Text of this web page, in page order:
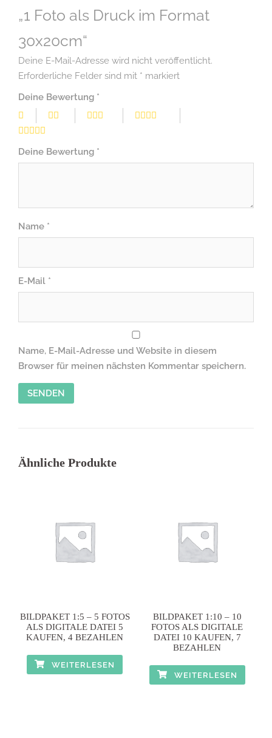
„1 Foto als Druck im Format
30x20cm“
Deine E-Mail-Adresse wird nicht veröffentlicht.
Erforderliche Felder sind mit * markiert
Deine Bewertung *
Deine Bewertung *
Name *
E-Mail *
Name, E-Mail-Adresse und Website in diesem
Browser für meinen nächsten Kommentar speichern.
Ähnliche Produkte
BILDPAKET 1:5 – 5 FOTOS
ALS DIGITALE DATEI 5
KAUFEN, 4 BEZAHLEN
WEITERLESEN
BILDPAKET 1:10 – 10
FOTOS ALS DIGITALE
DATEI 10 KAUFEN, 7
BEZAHLEN
WEITERLESEN